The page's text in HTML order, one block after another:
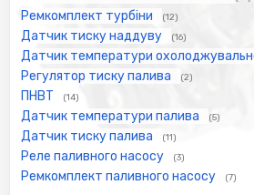
Ремкомплект турбіни (12)
Датчик тиску наддуву (16)
Датчик температури
Регулятор тиску палива (2)
ПНВТ (14)
Датчик температури палива (5)
Датчик тиску палива (11)
Реле паливного насосу (3)
Ремкомплект паливного насосу (7)